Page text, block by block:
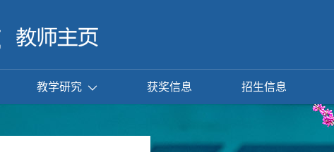
教学研究 获奖信息 招生信息